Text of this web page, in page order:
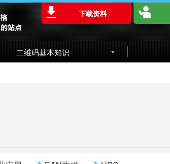
下载资料
二维码基本知识